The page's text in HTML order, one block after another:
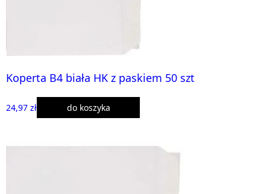
Koperta B4 biała HK z paskiem 50 szt
24,97 zł do koszyka